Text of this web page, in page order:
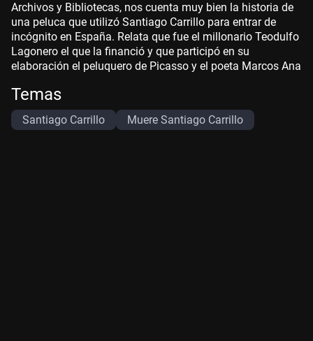
Archivos y Bibliotecas, nos cuenta muy bien la historia de
una peluca que utilizó Santiago Carrillo para entrar de
incógnito en España. Relata que fue el millonario Teodulfo
Lagonero el que la financió y que participó en su
elaboración el peluquero de Picasso y el poeta Marcos Ana
Temas
Santiago Carrillo Muere Santiago Carrillo